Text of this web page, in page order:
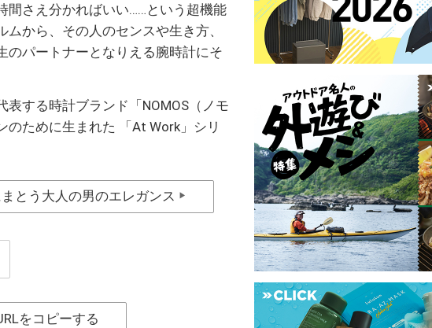
間さえ分かればいい……という超機能
から、その人のセンスや生き方、
のパートナーとなりえる腕時計にそ
する時計ブランド「NOMOS（ノモ
のために生まれた 「At Work」シリ
とう大人の男のエレガンス ▶
をコピーする